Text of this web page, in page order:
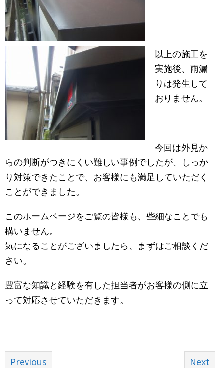
以上の施工を
実施後、雨漏
りは発生して
おりません。
今回は外見か
らの判断がつきにくい難しい事例でしたが、しっか
り対策できたことで、お客様にも満足していただく
ことができました。
このホームページをご覧の皆様も、些細なことでも
構いません。
気になることがございましたら、まずはご相談くだ
さい。
豊富な知識と経験を有した担当者がお客様の側に立
って対応させていただきます。
Previous Next